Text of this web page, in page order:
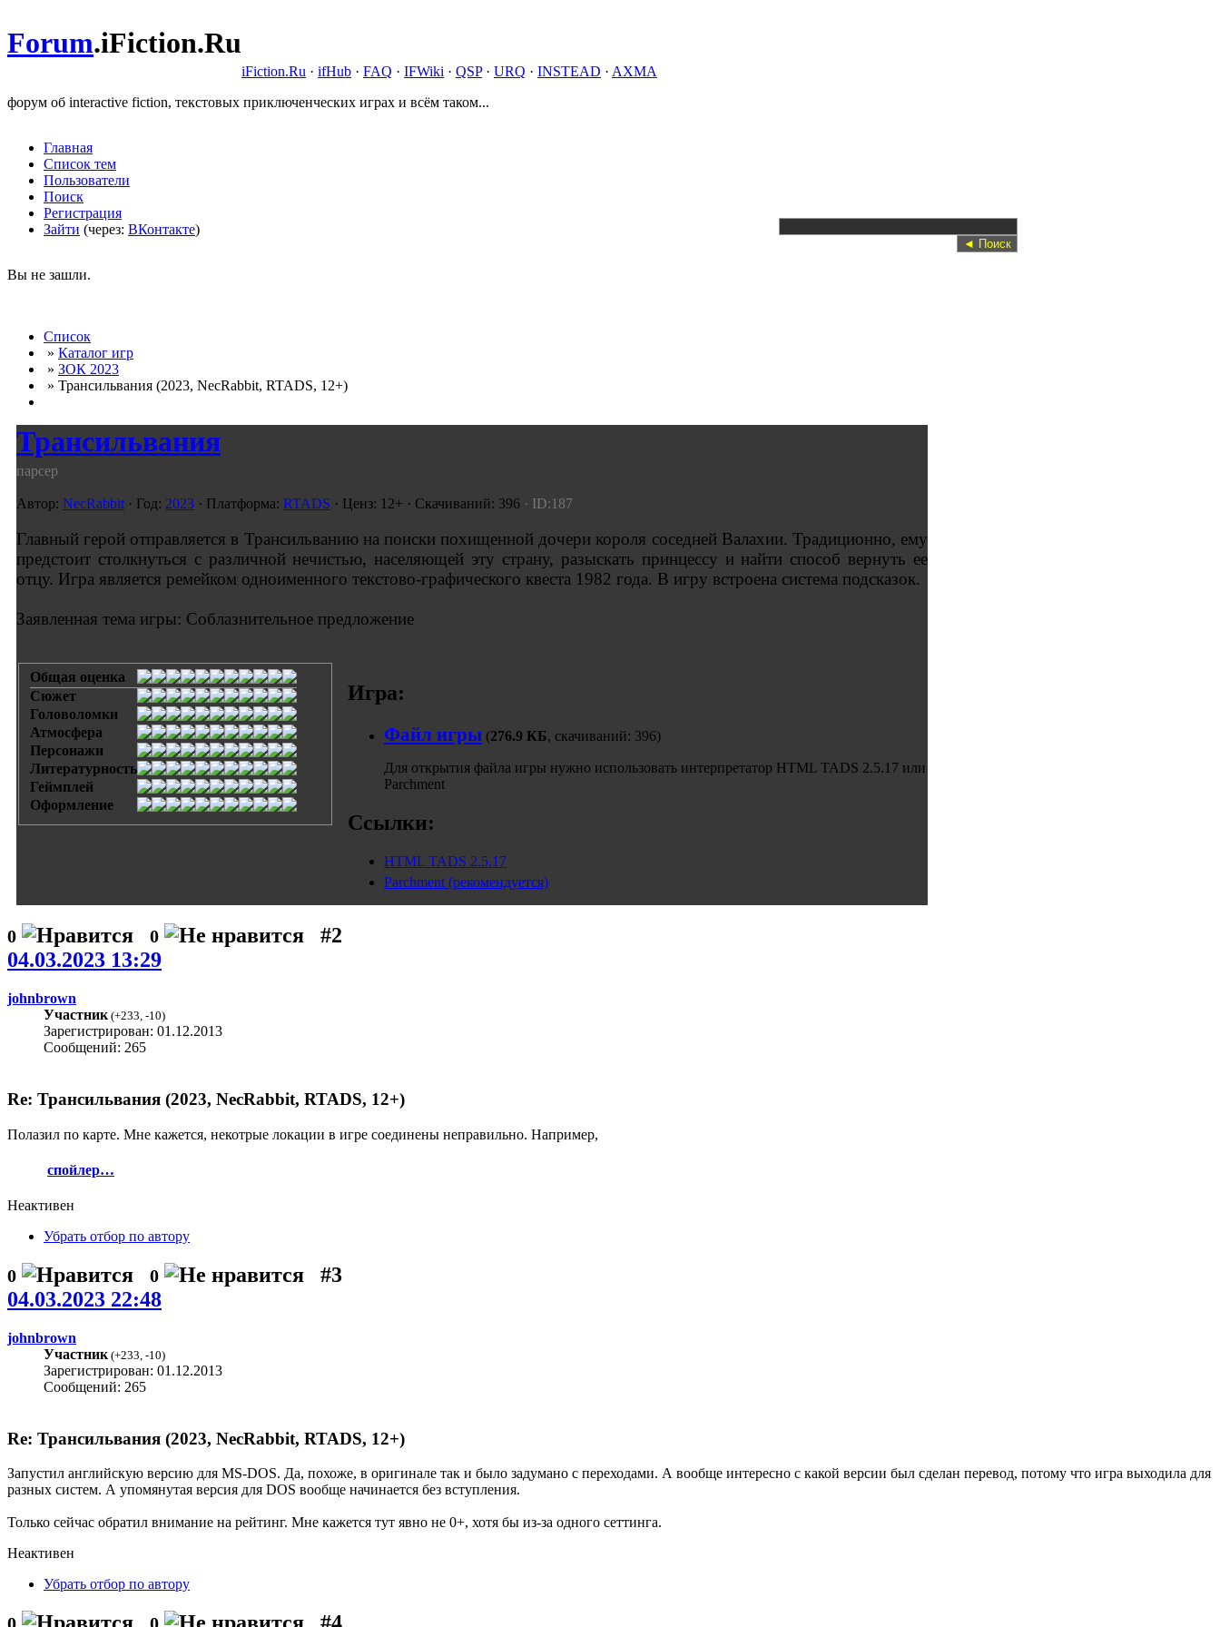
Forum.iFiction.Ru
iFiction.Ru · ifHub · FAQ · IFWiki · QSP· URQ · INSTEAD · AXMA
форум об interactive fiction, текстовых приключенческих играх и всём таком...
Главная
Список тем
Пользователи
Поиск
Регистрация
Зайти (через: ВКонтакте)
Вы не зашли.
Список
» Каталог игр
» ЗОК 2023
» Трансильвания (2023, NecRabbit, RTADS, 12+)
Трансильвания
парсер
Автор: NecRabbit · Год: 2023 · Платформа: RTADS · Ценз: 12+ · Скачиваний: 396 · ID:187
Главный герой отправляется в Трансильванию на поиски похищенной дочери короля соседней Валахии. Традиционно, ему
предстоит столкнуться с различной нечистью, населяющей эту страну, разыскать принцессу и найти способ вернуть ее
отцу. Игра является ремейком одноименного текстово-графического квеста 1982 года. В игру встроена система подсказок.
Заявленная тема игры: Соблазнительное предложение
Общая оценка
Сюжет
Головоломки
Атмосфера
Персонажи
Литературность
Геймплей
Оформление
Игра:
Файл игры (276.9 КБ, скачиваний: 396)
Для открытия файла игры нужно использовать интерпретатор HTML TADS 2.5.17 или
Parchment
Ссылки:
HTML TADS 2.5.17
Parchment (рекомендуется)
0 0
#2
04.03.2023 13:29
johnbrown
Участник(+233, -10)
Зарегистрирован: 01.12.2013
Сообщений: 265
Re: Трансильвания (2023, NecRabbit, RTADS, 12+)
Полазил по карте. Мне кажется, некотрые локации в игре соединены неправильно. Например,
спойлер…
Неактивен
Убрать отбор по автору
0 0
#3
04.03.2023 22:48
johnbrown
Участник (+233 -10)
Зарегистрирован: 01.12.2013
Сообщений: 265
Re: Трансильвания (2023, NecRabbit, RTADS, 12+)
Запустил английскую версию для MS-DOS. Да, похоже, в оригинале так и было задумано с переходами. А вообще интересно с какой версии был сделан перевод, потому что игра выходила для
разных систем. А упомянутая версия для DOS вообще начинается без вступления.
Только сейчас обратил внимание на рейтинг. Мне кажется тут явно не 0+, хотя бы из-за одного сеттинга.
Неактивен
Убрать отбор по автору